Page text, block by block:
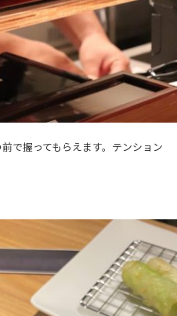
で握ってもらえます。テンション